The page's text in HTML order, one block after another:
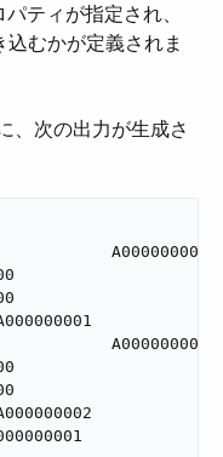
パティが指定され、
むかが定義されま
、次の出力が生成さ
A000000001
A000000002